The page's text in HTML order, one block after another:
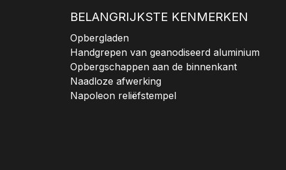
BELANGRIJKSTE KENMERKEN
Opbergladen
Handgrepen van geanodiseerd aluminium
Opbergschappen aan de binnenkant
Naadloze afwerking
Napoleon reliëfstempel